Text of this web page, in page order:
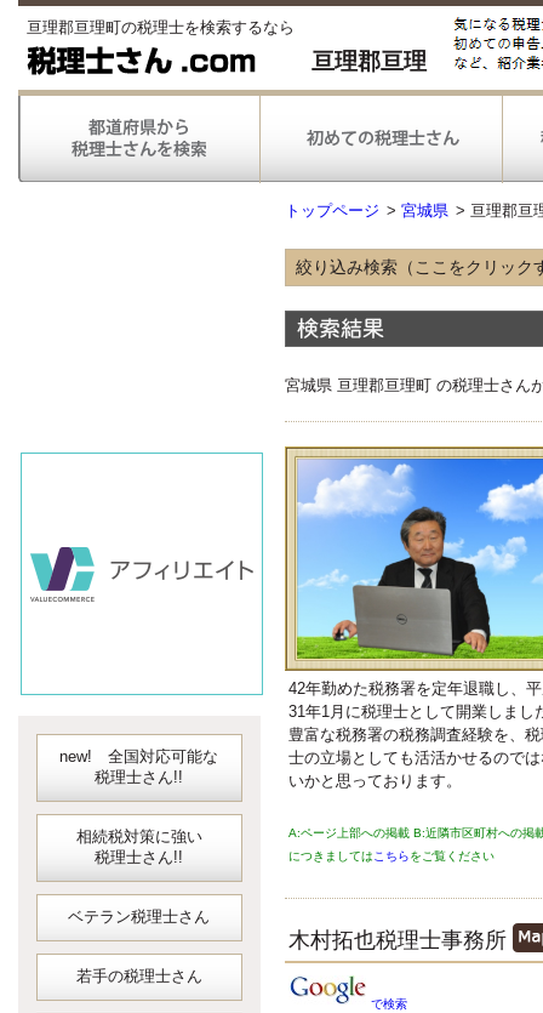
亘理郡亘理町の税理士を検索するなら
亘理郡亘理
new! 全国対応可能な
税理士さん!!
相続税対策に強い
税理士さん!!
ベテラン税理士さん
若手の税理士さん
トップページ > 宮城県 > 亘理郡亘
絞り込み検索（ここをクリック
得意な業種
情報通信
不動産
得意な業務
税務申告
税務調査対応
弥生会計
JDLIBEX出納
宮城県 亘理郡亘理町 の税理士さん
42年勤めた税務署を定年退職し、
31年1月に税理士として開業しまし
豊富な税務署の税務調査経験を、
士の立場としても活活かせるので
いかと思っております。
A:ページ上部への掲載 B:近隣市区町村への掲
につきましてはこちらをご覧ください
木村拓也税理士事務所
で検索